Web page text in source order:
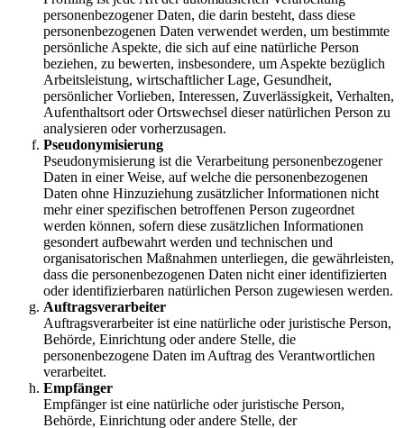
personenbezogener Daten, die darin besteht, dass diese
personenbezogenen Daten verwendet werden, um bestimmte
persönliche Aspekte, die sich auf eine natürliche Person
beziehen, zu bewerten, insbesondere, um Aspekte bezüglich
Arbeitsleistung, wirtschaftlicher Lage, Gesundheit,
persönlicher Vorlieben, Interessen, Zuverlässigkeit, Verhalten,
Aufenthaltsort oder Ortswechsel dieser natürlichen Person zu
analysieren oder vorherzusagen.
Pseudonymisierung
Pseudonymisierung ist die Verarbeitung personenbezogener
Daten in einer Weise, auf welche die personenbezogenen
Daten ohne Hinzuziehung zusätzlicher Informationen nicht
mehr einer spezifischen betroffenen Person zugeordnet
werden können, sofern diese zusätzlichen Informationen
gesondert aufbewahrt werden und technischen und
organisatorischen Maßnahmen unterliegen, die gewährleisten,
dass die personenbezogenen Daten nicht einer identifizierten
oder identifizierbaren natürlichen Person zugewiesen werden.
Auftragsverarbeiter
Auftragsverarbeiter ist eine natürliche oder juristische Person,
Behörde, Einrichtung oder andere Stelle, die
personenbezogene Daten im Auftrag des Verantwortlichen
verarbeitet.
Empfänger
Empfänger ist eine natürliche oder juristische Person,
Behörde, Einrichtung oder andere Stelle, der